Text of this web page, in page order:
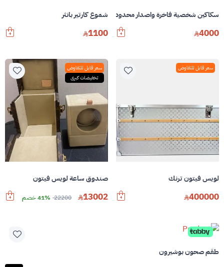
سكاكين شخصية فاخرة واصدار محدود ٤٠٠٠ ريال للسكين
4000
شموع كارتير بانثر
1100
سعر قابل للتفاوض
لويس فيتون ترنك
400000
سعر قابل للتفاوض
تخفيضات كبرى
صندوق ساعة لويس فيتون
13002
22200 41% خصم
طقم صحون بوشيرون